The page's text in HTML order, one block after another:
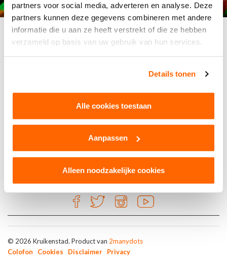
partners voor social media, adverteren en analyse. Deze
partners kunnen deze gegevens combineren met andere
informatie die u aan ze heeft verstrekt of die ze hebben
verzameld op basis van uw gebruik van hun services.
Details tonen
Alle cookies toestaan
Aanpassen
Alleen noodzakelijke cookies
© 2026 Kruikenstad. Product van 2manydots
Colofon
Cookies Disclaimer Privacy